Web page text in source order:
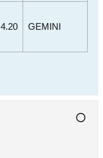
4.20 GEMINI